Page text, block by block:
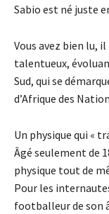
Sabio est né juste
Vous avez bien lu, il
talentueux,
Sud, qui se
d’Afrique des
Un physique qui «
Âgé seulement de
physique tout de
Pour les
footballeur de son